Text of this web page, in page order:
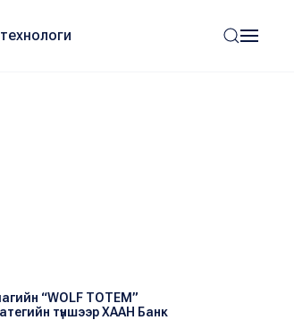
“WOLF TOTEM”
түншээр ХААН Банк